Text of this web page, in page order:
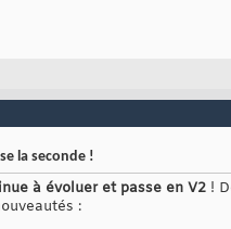
la seconde !
à évoluer et passe en V2 !
: